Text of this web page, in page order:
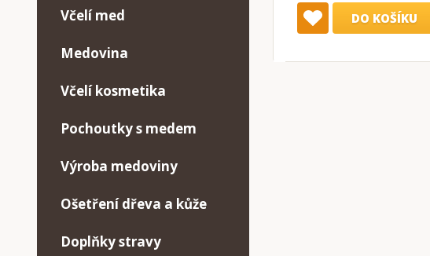
DO KOŠÍKU
Včelí med
Medovina
Včelí kosmetika
Pochoutky s medem
Výroba medoviny
Ošetření dřeva a kůže
Doplňky stravy